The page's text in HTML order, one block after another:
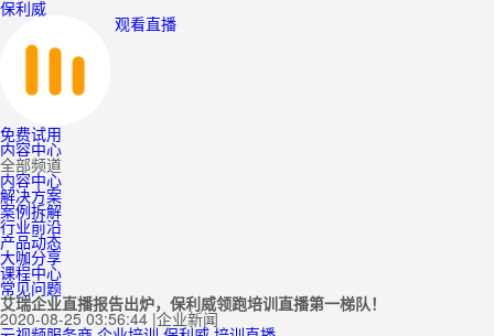
保利威
观看直播
免费试用
内容中心
全部频道
内容中心
解决方案
案例拆解
行业前沿
产品动态
大咖分享
课程中心
常见问题
艾瑞企业直播报告出炉，保利威领跑培训直播第一梯队！
2020-08-25 03:56:44 |企业新闻